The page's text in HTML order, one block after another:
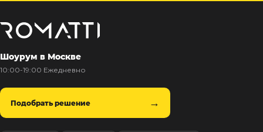
Шоурум в Москве
10:00-19:00 Ежедневно
Подобрать решение